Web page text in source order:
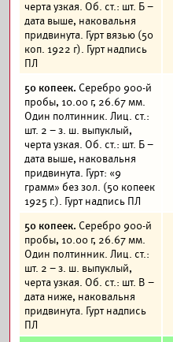
черта узкая. Об. ст.: шт. Б –
дата выше, наковальня
придвинута. Гурт вязью (50
коп. 1922 г). Гурт надпись
ПЛ
50 копеек. Серебро 900-й
пробы, 10.00 г, 26.67 мм.
Один полтинник. Лиц. ст.:
шт. 2 – з. ш. выпуклый,
черта узкая. Об. ст.: шт. Б –
дата выше, наковальня
придвинута. Гурт: «9
грамм» без зол. (50 копеек
1925 г.). Гурт надпись ПЛ
50 копеек. Серебро 900-й
пробы, 10.00 г, 26.67 мм.
Один полтинник. Лиц. ст.:
шт. 2 – з. ш. выпуклый,
черта узкая. Об. ст.: шт. В –
дата ниже, наковальня
придвинута. Гурт надпись
ПЛ